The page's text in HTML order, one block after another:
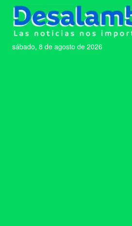
sábado, 8 de agosto de 2026